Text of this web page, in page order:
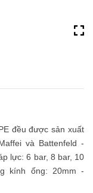
đều được sản xuất
và Battenfeld -
lực: 6 bar, 8 bar, 10
kính ống: 20mm -